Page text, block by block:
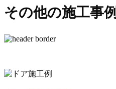
その他の施工事例